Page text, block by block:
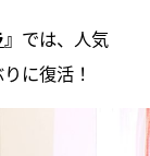
』 では、人気
に復活！